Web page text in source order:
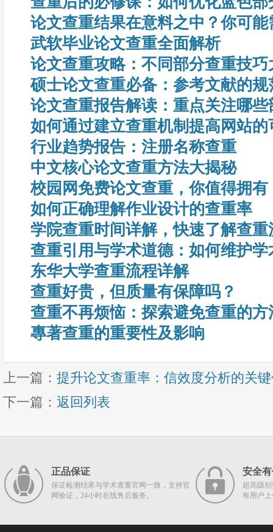
论文查重结果在意料之中？你可
武软毕业论文查重全面解析
论文查重攻略：不同部分查重技巧
硕士论文查重必备：参考文献的规
论文查重报告解读：重点关注哪些
如何通过建立查重机制提高网站
行业趋势报告：注册名称查重
中文核心论文查重方法大揭秘
校园网免费论文查重，你值得拥有
如何正确理解作业设计的查重率
学院查重时间详解，快速了解查重
查重引用与学术道德：如何维护学
东华大学查重流程详解
查重好贵，但质量有保障吗？
查重不再烦恼：探索避免查重的方
專著查重的重要性及影响
上一篇： 提升论文查重率：信效度分析的关
下一篇： 返回列表
正品保证
保证检测结果与学术查重官网一致，支持官
网验证，24小时在线售后服务。
安全
超高级
有用户